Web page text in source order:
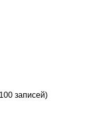
записей)